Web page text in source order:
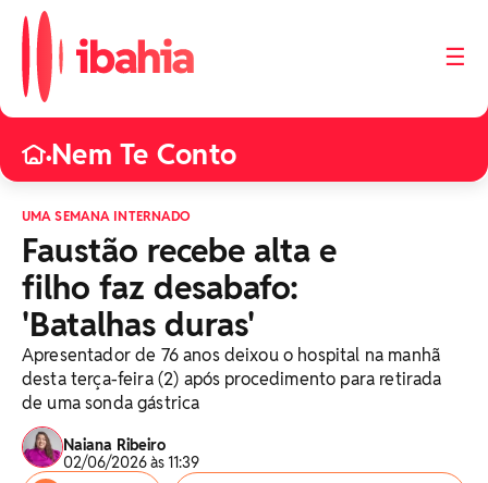
☰
•Nem Te Conto
UMA SEMANA INTERNADO
Faustão recebe alta e
filho faz desabafo:
'Batalhas duras'
Apresentador de 76 anos deixou o hospital na manhã
desta terça-feira (2) após procedimento para retirada
de uma sonda gástrica
Naiana Ribeiro
02/06/2026 às 11:39